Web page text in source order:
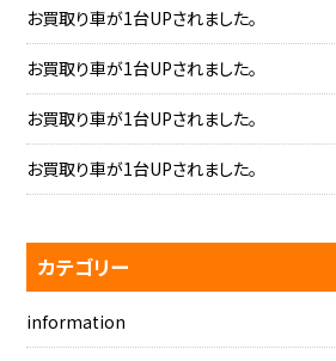
お買取り車が1台UPされました。
お買取り車が1台UPされました。
お買取り車が1台UPされました。
お買取り車が1台UPされました。
カテゴリー
information